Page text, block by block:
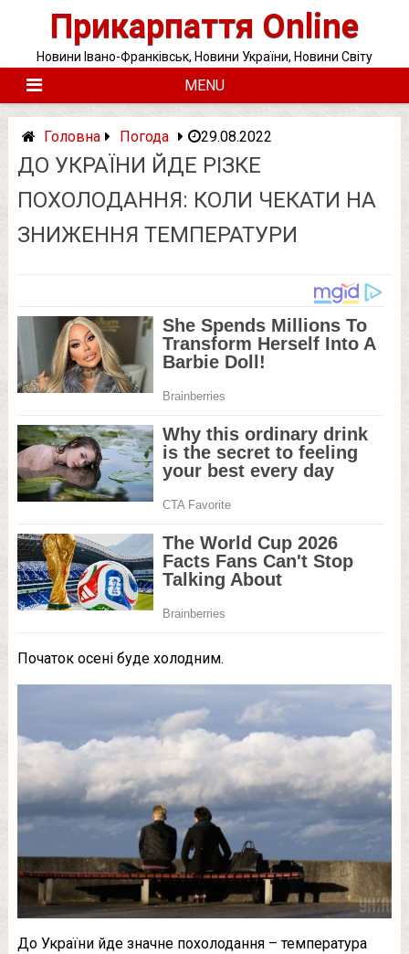
Прикарпаття Online
Новини Івано-Франківськ, Новини України, Новини Світу
MENU
Головна Погода 29.08.2022
ДО УКРАЇНИ ЙДЕ РІЗКЕ
ПОХОЛОДАННЯ: КОЛИ ЧЕКАТИ НА
ЗНИЖЕННЯ ТЕМПЕРАТУРИ
Початок осені буде холодним.
До України йде значне похолодання – температура